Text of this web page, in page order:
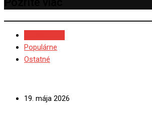
Populárne
Ostatné
19. mája 2026